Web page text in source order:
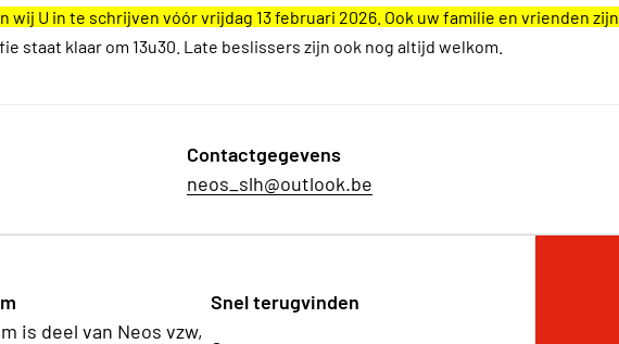
wij U in te schrijven vóór vrijdag 13 februari 2026. Ook uw familie en vrienden zijn
staat klaar om 13u30. Late beslissers zijn ook nog altijd welkom.
Contactgegevens
neos_slh@outlook.be
is deel van Neos vzw,
Snel terugvinden